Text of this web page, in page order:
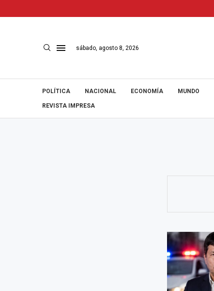
sábado, agosto 8, 2026
POLÍTICA NACIONAL ECONOMÍA MUNDO
REVISTA IMPRESA